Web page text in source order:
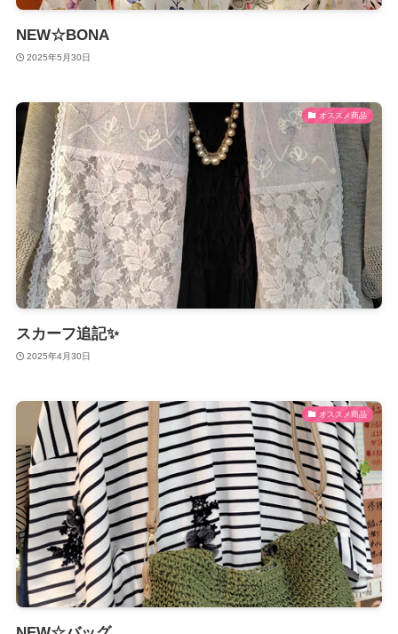
NEW☆BONA
2025年5月30日
オススメ商品
スカーフ追記✨️
2025年4月30日
オススメ商品